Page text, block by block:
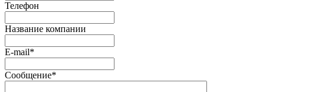
Телефон
Название компании
E-mail*
Сообщение*